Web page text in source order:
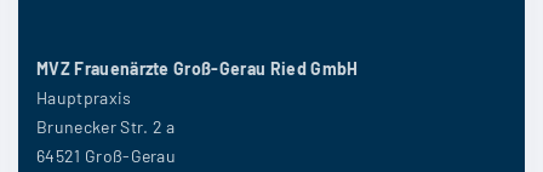
MVZ Frauenärzte Groß-Gerau Ried GmbH
Hauptpraxis
Brunecker Str. 2 a
64521 Groß-Gerau